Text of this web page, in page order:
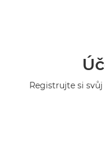
Registrujte si